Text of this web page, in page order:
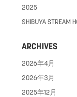
2025
SHIBUYA STREAM
ARCHIVES
2026年4月
2026年3月
2025年12月